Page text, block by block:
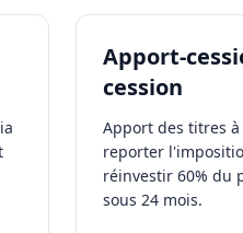
Apport-
cession
Apport des titres
reporter
réinvestir 60% du
sous 24 mois.